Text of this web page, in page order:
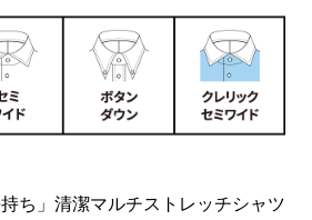
ち」清潔マルチストレッチシャツ